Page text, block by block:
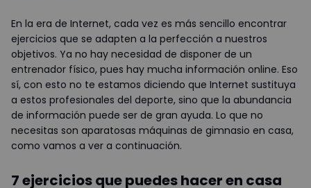
En la era de Internet, cada vez es más sencillo encontrar
ejercicios que se adapten a la perfección a nuestros
objetivos. Ya no hay necesidad de disponer de un
entrenador físico, pues hay mucha información online. Eso
sí, con esto no te estamos diciendo que Internet sustituya
a estos profesionales del deporte, sino que la abundancia
de información puede ser de gran ayuda. Lo que no
necesitas son aparatosas máquinas de gimnasio en casa,
como vamos a ver a continuación.
7 ejercicios que puedes hacer en casa